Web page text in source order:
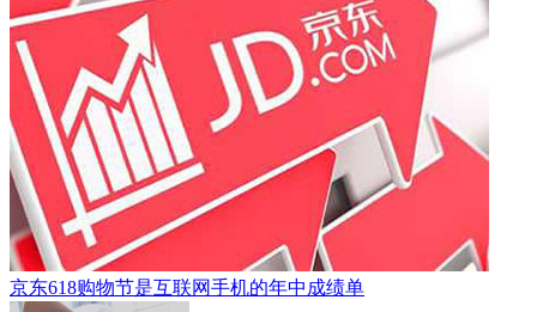
京东618购物节是互联网手机的年中成绩单